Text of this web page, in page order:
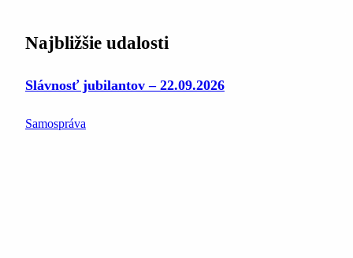
Najbližšie udalosti
Slávnosť jubilantov – 22.09.2026
Samospráva